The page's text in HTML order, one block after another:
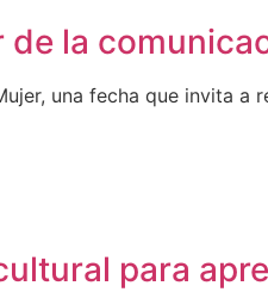
de la
una fecha que invita a
para